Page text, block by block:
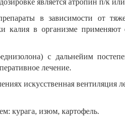
является атропин п/к
в зависимости от
калия в организме
с дальнейим
лечение.
искусственная вентиляция
курага, изюм, картофель.